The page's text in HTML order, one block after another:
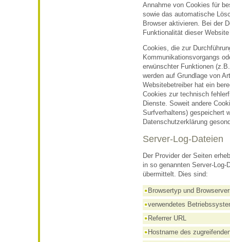
Annahme von Cookies für
sowie das automatische
Browser aktivieren. Bei der
Funktionalität dieser
Cookies, die zur
Kommunikationsvorgangs
erwünschter Funktionen
werden auf Grundlage von
Websitebetreiber hat ein
Cookies zur technisch
Dienste. Soweit andere
Surfverhaltens) gespeichert
Datenschutzerklärung
Server-Log-Dateien
Der Provider der Seiten
in so genannten Server-
übermittelt. Dies sind:
Browsertyp und
verwendetes
Referrer URL
Hostname des